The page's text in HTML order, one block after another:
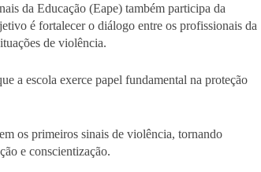
da Educação (Eape) também participa da
é fortalecer o diálogo entre os profissionais da
de violência.
a escola exerce papel fundamental na proteção
os primeiros sinais de violência, tornando
e conscientização.